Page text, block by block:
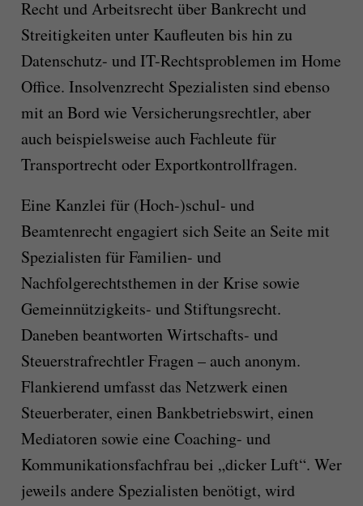
Recht und Arbeitsrecht über Bankrecht und
Streitigkeiten unter Kaufleuten bis hin zu
Datenschutz- und IT-Rechtsproblemen im Home
Office. Insolvenzrecht Spezialisten sind ebenso
mit an Bord wie Versicherungsrechtler, aber
auch beispielsweise auch Fachleute für
Transportrecht oder Exportkontrollfragen.
Eine Kanzlei für (Hoch-)schul- und
Beamtenrecht engagiert sich Seite an Seite mit
Spezialisten für Familien- und
Nachfolgerechtsthemen in der Krise sowie
Gemeinnützigkeits- und Stiftungsrecht.
Daneben beantworten Wirtschafts- und
Steuerstrafrechtler Fragen – auch anonym.
Flankierend umfasst das Netzwerk einen
Steuerberater, einen Bankbetriebswirt, einen
Mediatoren sowie eine Coaching- und
Kommunikationsfachfrau bei „dicker Luft“. Wer
jeweils andere Spezialisten benötigt, wird